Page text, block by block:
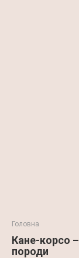
Головна
Кане-корсо
породи